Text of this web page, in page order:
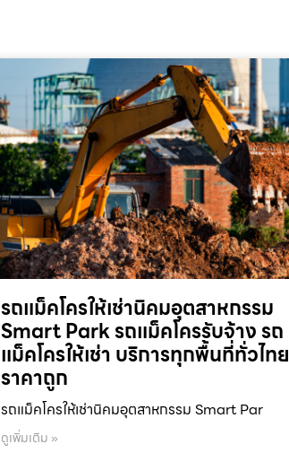
รถแม็คโครให้เช่านิคมอุตสาหกรรม
Smart Park รถแม็คโครรับจ้าง รถ
แม็คโครให้เช่า บริการทุกพื้นที่ทั่วไทย
ราคาถูก
รถแม็คโครให้เช่านิคมอุตสาหกรรม Smart Par
ดูเพิ่มเติม »